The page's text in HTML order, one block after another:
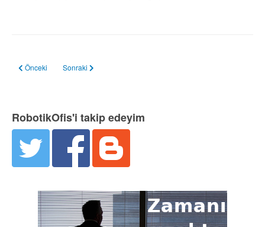
Önceki makale: Agentic AI ve RPA Karşılaştırması
Önceki Sonraki makale: Robomotion RPA
Sonraki
RobotikOfis'i takip edeyim